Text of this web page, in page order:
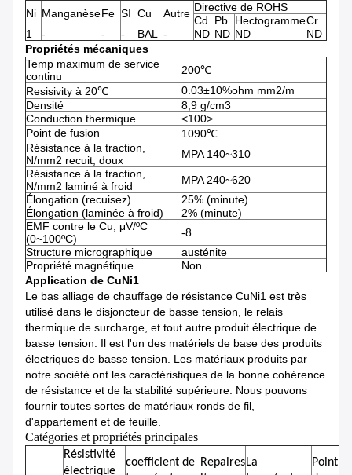
Ni ManganèseFe SI Cu Autre Directive de ROHS
Cd
Pb HectogrammeCr
1
- - - BAL - ND ND ND
ND
Propriétés mécaniques
Temp maximum de service
continu
200℃
Resisivity à 20℃
0.03±10%ohm mm2/m
Densité
8,9 g/cm3
Conduction thermique
<100>
Point de fusion
1090℃
Résistance à la traction,
N/mm2 recuit, doux
MPA 140~310
Résistance à la traction,
N/mm2 laminé à froid
MPA 240~620
Élongation (recuisez)
25% (minute)
Élongation (laminée à froid)
2% (minute)
EMF contre le Cu, μV/ºC
(0~100ºC)
-8
Structure micrographique
austénite
Propriété magnétique
Non
Application de CuNi1
Le bas alliage de chauffage de résistance CuNi1 est très
utilisé dans le disjoncteur de basse tension, le relais
thermique de surcharge, et tout autre produit électrique de
basse tension. Il est l'un des matériels de base des produits
électriques de basse tension. Les matériaux produits par
notre société ont les caractéristiques de la bonne cohérence
de résistance et de la stabilité supérieure. Nous pouvons
fournir toutes sortes de matériaux ronds de fil,
d'appartement et de feuille.
Catégories et propriétés principales
Résistivité
électrique
coefficient de RepairesLa
Point